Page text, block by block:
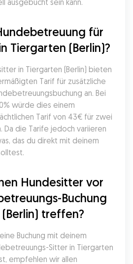
ausgebucht sein kann.
für
Tiergarten (Berlin)?
in Tiergarten (Berlin) bieten
Tarif für zusätzliche
an. Bei
würde dies einem
Tarif von 43€ für zwei
Da die Tarife jedoch variieren
das du direkt mit deinem
Hundesitter vor
Buchung
treffen?
Buchung mit deinem
Sitter in Tiergarten
empfehlen wir allen